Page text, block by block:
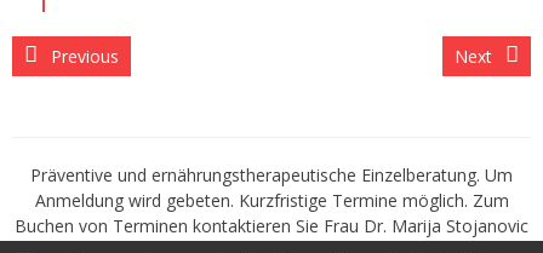
KONTAKT
Herzgesund Essen und Trinken
Previous Next
Präventive und ernährungstherapeutische Einzelberatung. Um
Anmeldung wird gebeten. Kurzfristige Termine möglich. Zum
Buchen von Terminen kontaktieren Sie Frau Dr. Marija Stojanovic